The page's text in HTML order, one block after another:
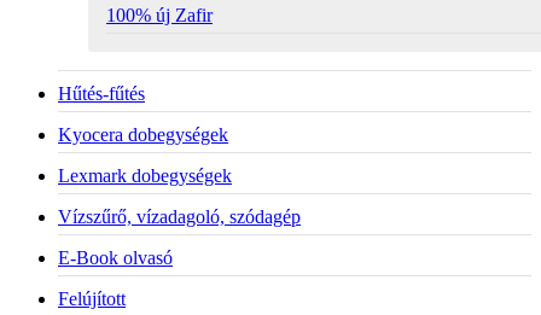
100% új Zafir
Hűtés-fűtés
Kyocera dobegységek
Lexmark dobegységek
Vízszűrő, vízadagoló, szódagép
E-Book olvasó
Felújított